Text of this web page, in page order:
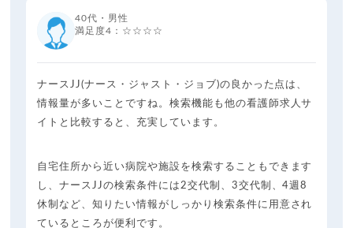
40代・男性
満足度4：☆☆☆☆
ナースJJ(ナース・ジャスト・ジョブ)の良かった点は、
情報量が多いことですね。検索機能も他の看護師求人サ
イトと比較すると、充実しています。
自宅住所から近い病院や施設を検索することもできます
し、ナースJJの検索条件には2交代制、3交代制、4週8
休制など、知りたい情報がしっかり検索条件に用意され
ているところが便利です。